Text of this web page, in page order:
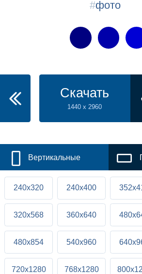
#фото
Скачать
1440 x 2960
Вертикальные
240x320 240x400
320x568 360x640
480x854 540x960
720x1280 768x1280